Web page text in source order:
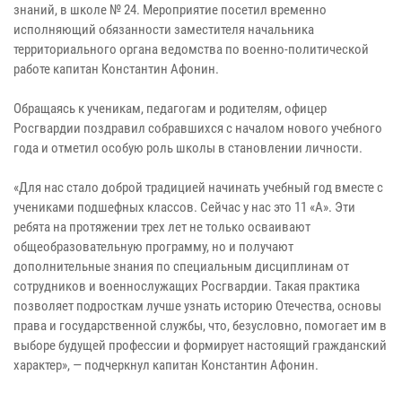
знаний, в школе № 24. Мероприятие посетил временно
исполняющий обязанности заместителя начальника
территориального органа ведомства по военно-политической
работе капитан Константин Афонин.
Обращаясь к ученикам, педагогам и родителям, офицер
Росгвардии поздравил собравшихся с началом нового учебного
года и отметил особую роль школы в становлении личности.
«Для нас стало доброй традицией начинать учебный год вместе с
учениками подшефных классов. Сейчас у нас это 11 «А». Эти
ребята на протяжении трех лет не только осваивают
общеобразовательную программу, но и получают
дополнительные знания по специальным дисциплинам от
сотрудников и военнослужащих Росгвардии. Такая практика
позволяет подросткам лучше узнать историю Отечества, основы
права и государственной службы, что, безусловно, помогает им в
выборе будущей профессии и формирует настоящий гражданский
характер», — подчеркнул капитан Константин Афонин.